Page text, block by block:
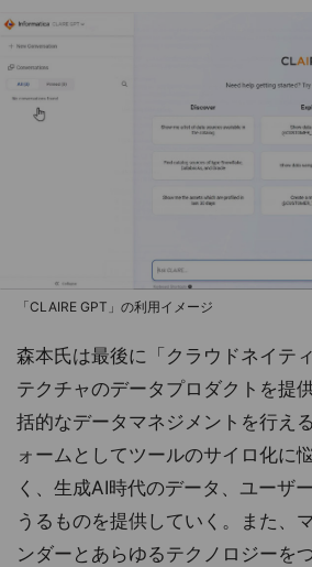
「CLAIRE GPT」の利用イメージ
森本氏は最後に「クラウドネイテ
テクチャのデータプロダクトを提
括的なデータマネジメントを行え
ォームとしてツールのサイロ化に
く、生成AI時代のデータ、ユーザ
うるものを提供していく。また、
ンダーとあらゆるテクノロジーを